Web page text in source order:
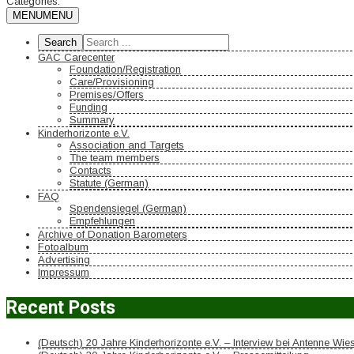
MENUMENU
GAC Carecenter
Foundation/Registration
Care/Provisioning
Premises/Offers
Funding
Summary
Kinderhorizonte e.V.
Association and Targets
The team members
Contacts
Statute (German)
FAQ
Spendensiegel (German)
Empfehlungen
Archive of Donation Barometers
Fotoalbum
Advertising
Impressum
Recent Posts
(Deutsch) 20 Jahre Kinderhorizonte e.V. – Interview bei Antenne